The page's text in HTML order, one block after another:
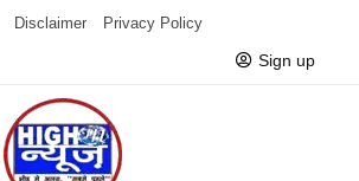
Disclaimer Privacy Policy
Sign up